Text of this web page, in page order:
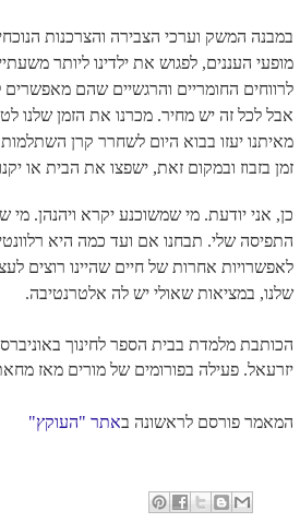
במבנה המשק וערכי הצבירה והצרכנות
מופעי העננים, לפגוש את ילדינו ליותר
לרווחים החומריים והרגשיים שהם
אבל לכל זה יש מחיר. מכרנו את הזמן
מאיתנו יעזו בבוא היום לשחרר קרן
זמן בזבוז ובמקום זאת, ישפצו את הבית או
כן, אני יודעת. מי שמשוכנע יקרא ויהנהן.
התפיסה שלי. תבחנו אם ועד כמה היא
לאפשרויות אחרות של חיים שהיינו רוצים
שלנו, במציאות שאולי יש לה אלטרנטיבה.
הכותבת מלמדת בבית הספר לחינוך
יזרעאל. פעילה בפורומים של מורים מאז מחאת 2011, עובדת עם צוותים שעובדים עם נוער
המאמר פורסם לראשונה באתר "העוקץ"